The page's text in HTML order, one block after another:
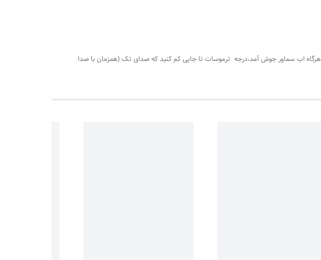
وقتی دوشاخه به برق زده شود ، سپس ترموسات را به جهت عقربه های ساعت بچرخانید روی درجه 110 هرگاه اب سماور جوش آمد،درجه ترموسات تا جایی کم کنید که صدای تک (همزمان با صدا